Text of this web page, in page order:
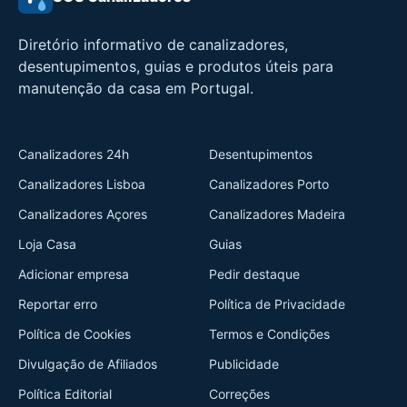
Diretório informativo de canalizadores,
desentupimentos, guias e produtos úteis para
manutenção da casa em Portugal.
Canalizadores 24h
Desentupimentos
Canalizadores Lisboa
Canalizadores Porto
Canalizadores Açores
Canalizadores Madeira
Loja Casa
Guias
Adicionar empresa
Pedir destaque
Reportar erro
Política de Privacidade
Política de Cookies
Termos e Condições
Divulgação de Afiliados
Publicidade
Política Editorial
Correções